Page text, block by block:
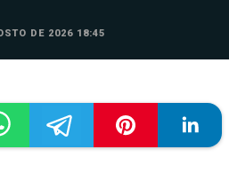
DE 2026 18:45